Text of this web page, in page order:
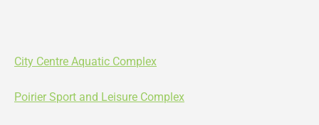
City Centre Aquatic Complex
Poirier Sport and Leisure Complex